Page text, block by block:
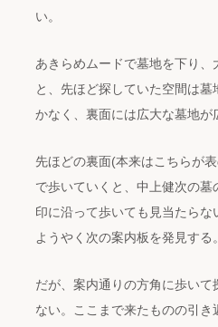
い。
あきらめムードで墓地を下り、
と、先ほど探していた空間は
かなく、裏面には広大な墓地が
先ほどの裏面(本来はこちらが
で歩いていくと、中上健次の
印に沿って歩いても見当たらな
ようやく次の案内板を発見する。
だが、案内通りの方角に歩いて
ない。ここまで来たものの引き